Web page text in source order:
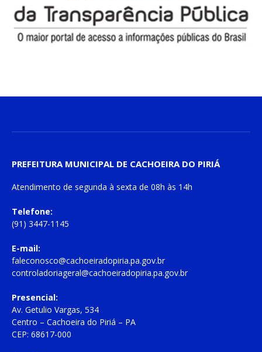
PREFEITURA MUNICIPAL DE CACHOEIRA DO PIRIÁ
Atendimento de segunda à sexta de 08h às 14h
Telefone:
(91) 3447-1145
E-mail:
faleconosco@cachoeiradopiria.pa.gov.br
controladoriageral@cachoeiradopiria.pa.gov.br
Presencial:
Av. Getulio Vargas, 534
Centro – Cachoeira do Piriá – PA
CEP: 68617-000